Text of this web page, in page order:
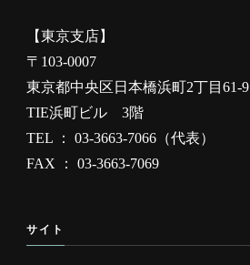
【東京支店】
〒103-0007
東京都中央区日本橋浜町2丁目61-9
TIE浜町ビル 3階
TEL ： 03-3663-7066（代表）
FAX ： 03-3663-7069
サイト